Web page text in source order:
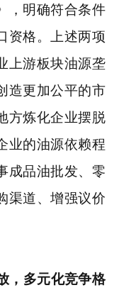
，明确符合条件
资格。上述两项
上游板块油源垄
造更加公平的市
方炼化企业摆脱
业的油源依赖程
成品油批发、零
渠道、增强议价
，多元化竞争格